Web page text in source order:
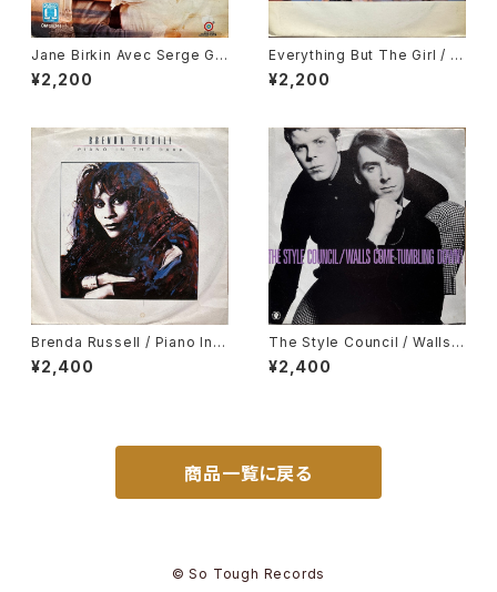
Jane Birkin Avec Serge Gai
nsbourg / Je T'aime Moi N
on Plus, Jane B.
¥2,200
Everything But The Girl / T
hese Early Days
¥2,200
Brenda Russell / Piano In T
he Dark
¥2,400
The Style Council / Walls
Come Tumbling Down!
¥2,400
商品一覧に戻る
© So Tough Records